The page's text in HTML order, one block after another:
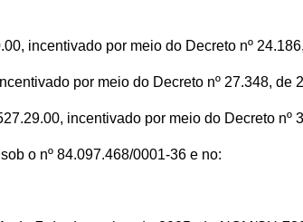
incentivado por meio do Decreto nº
por meio do Decreto nº 27.348, de
incentivado por meio do Decreto nº
o nº 84.097.468/0001-36 e no: